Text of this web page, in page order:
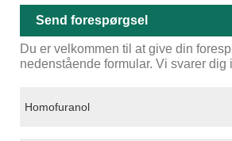
Send forespørgsel
Du er velkommen til at give din
nedenstående formular. Vi svarer dig